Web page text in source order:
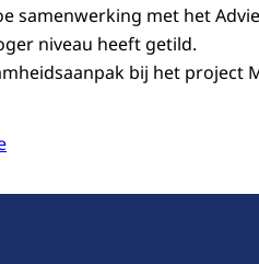
samenwerking met het
niveau heeft getild.
bij het project